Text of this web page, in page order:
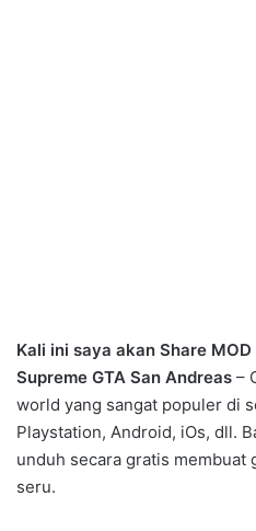
Kali ini saya akan Share
Supreme GTA San Andreas –
world yang sangat populer di
Playstation, Android, iOs, dll.
unduh secara gratis membuat
seru.